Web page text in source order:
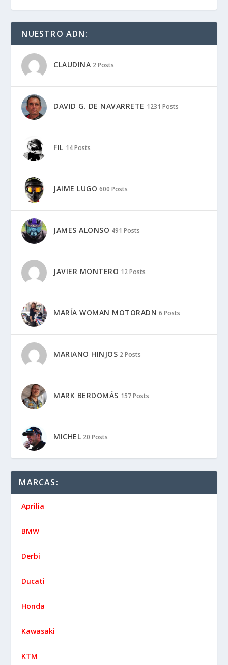
NUESTRO ADN:
CLAUDINA 2 Posts
DAVID G. DE NAVARRETE 1231 Posts
FIL 14 Posts
JAIME LUGO 600 Posts
JAMES ALONSO 491 Posts
JAVIER MONTERO 12 Posts
MARÍA WOMAN MOTORADN 6 Posts
MARIANO HINJOS 2 Posts
MARK BERDOMÁS 157 Posts
MICHEL 20 Posts
MARCAS:
Aprilia
BMW
Derbi
Ducati
Honda
Kawasaki
KTM